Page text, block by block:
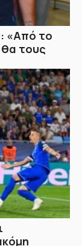
«Από το
θα τους